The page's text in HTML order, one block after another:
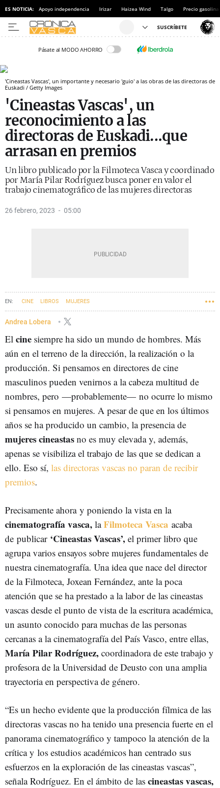
ES NOTICIA: Apoyo independencia Irizar Haizea Wind Talgo Precio gasolina
Pásate al MODO AHORRO
'Cineastas Vascas', un importante y necesario 'guio' a las obras de las directoras de
Euskadi / Getty Images
'Cineastas Vascas', un
reconocimiento a las
directoras de Euskadi...que
arrasan en premios
Un libro publicado por la Filmoteca Vasca y coordinado
por María Pilar Rodríguez busca poner en valor el
trabajo cinematográfico de las mujeres directoras
26 febrero, 2023 05:00
CINE LIBROS MUJERES
Andrea Lobera
El cine siempre ha sido un mundo de hombres. Más
aún en el terreno de la dirección, la realización o la
producción. Si pensamos en directores de cine
masculinos pueden venirnos a la cabeza multitud de
nombres, pero —probablemente— no ocurre lo mismo
si pensamos en mujeres. A pesar de que en los últimos
años se ha producido un cambio, la presencia de
mujeres cineastas no es muy elevada y, además,
apenas se visibiliza el trabajo de las que se dedican a
ello. Eso sí, las directoras vascas no paran de recibir
premios.
Precisamente ahora y poniendo la vista en la
cinematografía vasca, laFilmoteca Vasca acaba
de publicar‘Cineastas Vascas’, el primer libro que
agrupa varios ensayos sobre mujeres fundamentales de
nuestra cinematografía. Una idea que nace del director
de la Filmoteca, Joxean Fernández, ante la poca
atención que se ha prestado a la labor de las cineastas
vascas desde el punto de vista de la escritura académica,
un asunto conocido para muchas de las personas
cercanas a la cinematografía del País Vasco, entre ellas,
María Pilar Rodríguez, coordinadora de este trabajo y
profesora de la Universidad de Deusto con una amplia
trayectoria en perspectiva de género.
“Es un hecho evidente que la producción fílmica de las
directoras vascas no ha tenido una presencia fuerte en el
panorama cinematográfico y tampoco la atención de la
crítica y los estudios académicos han centrado sus
esfuerzos en la exploración de las cineastas vascas”,
señala Rodríguez. En el ámbito de las cineastas vascas,